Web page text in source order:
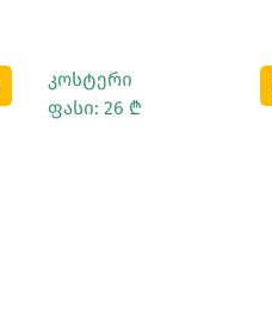
კოსტერი
ფასი: 26 ₾